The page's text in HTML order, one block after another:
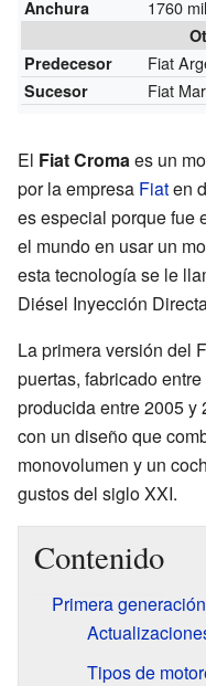
Anchura 1760
Predecesor
Fiat
Sucesor Fiat
El Fiat Cromaes un
por la empresa Fiaten
es especial porque fue
el mundo en usar un
esta tecnología se le
Diésel Inyección
La primera versión del
puertas, fabricado
producida entre 2005 y
con un diseño que
monovolumen y un
gustos del siglo XXI.
Contenido
Primera
Tipos de